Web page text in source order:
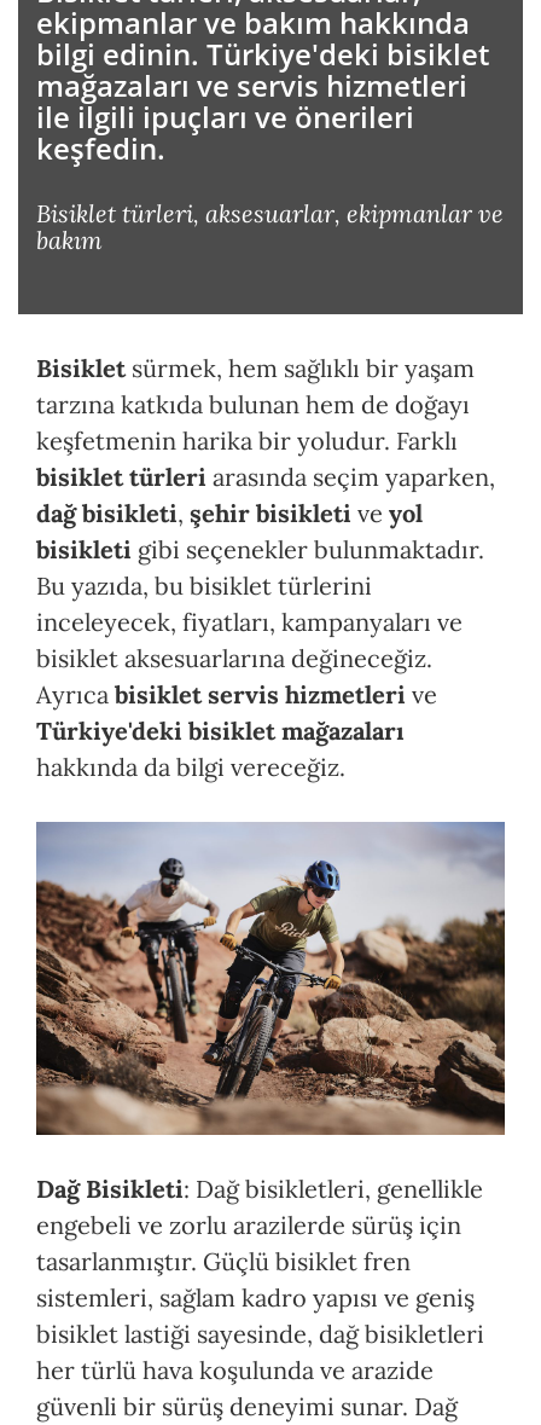
ekipmanlar ve bakım hakkında
bilgi edinin. Türkiye'deki bisiklet
mağazaları ve servis hizmetleri
ile ilgili ipuçları ve önerileri
keşfedin.
Bisiklet türleri, aksesuarlar, ekipmanlar ve
bakım
Bisikletsürmek, hem sağlıklı bir yaşam
tarzına katkıda bulunan hem de doğayı
keşfetmenin harika bir yoludur. Farklı
bisiklet türleri arasında seçim yaparken,
dağ bisikleti, şehir bisikleti ve yol
bisikleti gibi seçenekler bulunmaktadır.
Bu yazıda, bu bisiklet türlerini
inceleyecek, fiyatları, kampanyaları ve
bisiklet aksesuarlarına değineceğiz.
Ayrıca bisiklet servis hizmetleri ve
Türkiye'deki bisiklet mağazaları
hakkında da bilgi vereceğiz.
Dağ Bisikleti: Dağ bisikletleri, genellikle
engebeli ve zorlu arazilerde sürüş için
tasarlanmıştır. Güçlü bisiklet fren
sistemleri, sağlam kadro yapısı ve geniş
bisiklet lastiği sayesinde, dağ bisikletleri
her türlü hava koşulunda ve arazide
güvenli bir sürüş deneyimi sunar. Dağ
POWERFLY FS 🔋
POWERFLY 🔋
FX+ 🔋
CHECKPOINT+ 🔋
GOBIK KOL, DİZ VE BAŞ ISITICI
GOBIK AKSESUAR